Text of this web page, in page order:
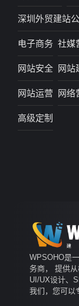
深圳外贸建站
电子商务 社媒
网站安全 网站
网站运营 网络
高级定制
WPSOHO是
务商， 提供
UI/UX设计、
我们，您可以